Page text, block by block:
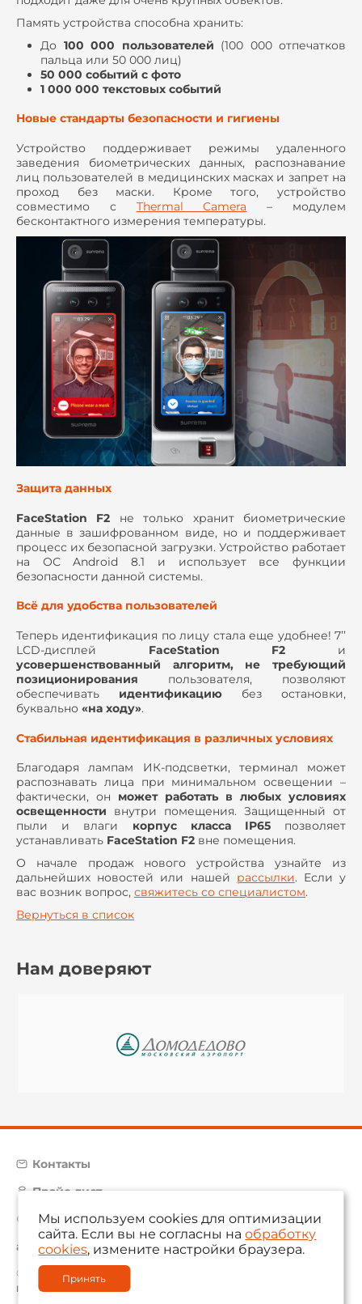
Память устройства способна хранить:
До 100 000 пользователей (100 000 отпечатков
пальца или 50 000 лиц)
50 000 событий с фото
1 000 000 текстовых событий
Новые стандарты безопасности и гигиены
Устройство поддерживает режимы удаленного
заведения биометрических данных, распознавание
лиц пользователей в медицинских масках и запрет на
проход без маски. Кроме того, устройство
совместимо с Thermal Camera – модулем
бесконтактного измерения температуры.
Защита данных
FaceStation F2 не только хранит биометрические
данные в зашифрованном виде, но и поддерживает
процесс их безопасной загрузки. Устройство работает
на ОС Android 8.1 и использует все функции
безопасности данной системы.
Всё для удобства пользователей
Теперь идентификация по лицу стала еще удобнее! 7’’
LCD-дисплей FaceStation F2 и
усовершенствованный алгоритм, не требующий
позиционирования пользователя, позволяют
обеспечивать идентификацию без остановки,
буквально «на ходу».
Стабильная идентификация в различных условиях
Благодаря лампам ИК-подсветки, терминал может
распознавать лица при минимальном освещении –
фактически, он может работать в любых условиях
освещенности внутри помещения. Защищенный от
пыли и влаги корпус класса IP65позволяет
устанавливать FaceStation F2 вне помещения.
О начале продаж нового устройства узнайте из
дальнейших новостей или нашей рассылки. Если у
вас возник вопрос, свяжитесь со специалистом.
Вернуться в список
Нам доверяют
Контакты
Прайс-лист
Карта сайта
aam@aamsystems.ru
© 2004 — 2026 «AAM Systems»
Политика обработки персональных данных
Мы используем cookies для оптимизации
сайта. Если вы не согласны наобработку
cookies, измените настройки браузера.
Принять